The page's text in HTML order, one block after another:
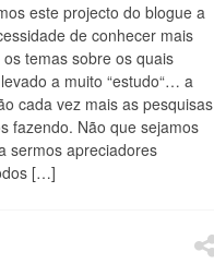
este projecto do blogue a
de conhecer mais
temas sobre os quais
a muito “estudo“… a
cada vez mais as pesquisas
fazendo. Não que sejamos
sermos apreciadores
[…]